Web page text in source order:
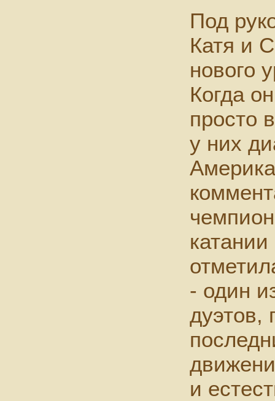
Под
Катя и
нового
Когда
просто
у них
- один
дуэтов,
и